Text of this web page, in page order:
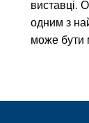
виставці.
одним з
може бути